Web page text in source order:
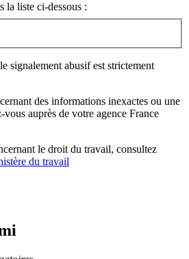
la liste ci-dessous :
signalement abusif est strictement
des informations inexactes ou une
vous auprès de votre agence France
le droit du travail, consultez
du travail